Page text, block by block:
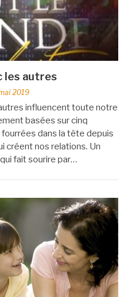
les autres
2019
influencent toute notre
basées sur cinq
fourrées dans la tête depuis
créent nos relations. Un
fait sourire par…